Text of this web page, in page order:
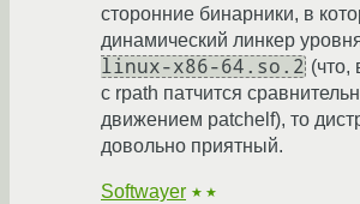
сторонние бинарники, в
динамический линкер
linux-x86-64.so.2 (что,
с rpath патчится
движением patchelf), то
довольно приятный.
Softwayer ★★